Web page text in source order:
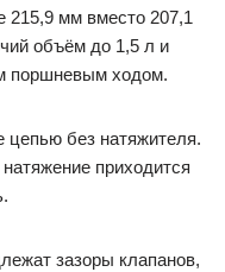
мм вместо 207,1
объём до 1,5 л и
поршневым ходом.
цепью без натяжителя.
приходится
зазоры клапанов,